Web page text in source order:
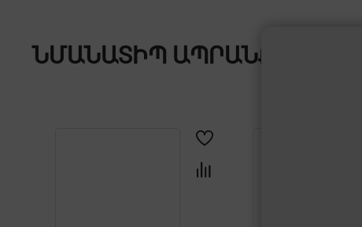
ՆՄԱՆԱՏԻՊ ԱՊՐԱՆՔՆԵՐ